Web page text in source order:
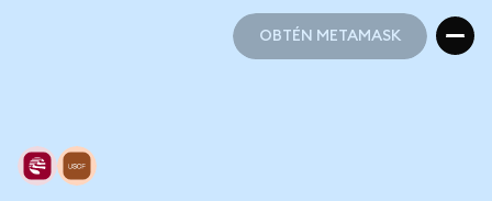
OBTÉN METAMASK